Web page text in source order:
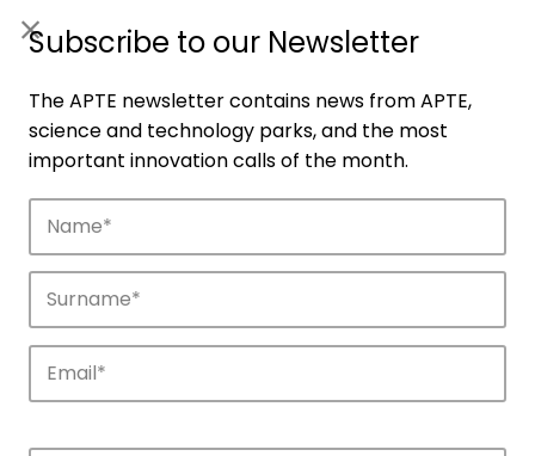
Companies
Discover the companies that drive
Subscribe to our Newsletter
The APTE newsletter contains news from APTE,
science and technology parks, and the most
important innovation calls of the month.